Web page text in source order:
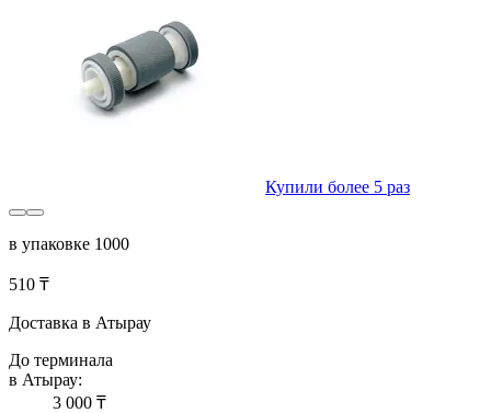
Купили более 5 раз
в упаковке 1000
510 ₸
Доставка в Атырау
До терминала
в Атырау:
3 000 ₸